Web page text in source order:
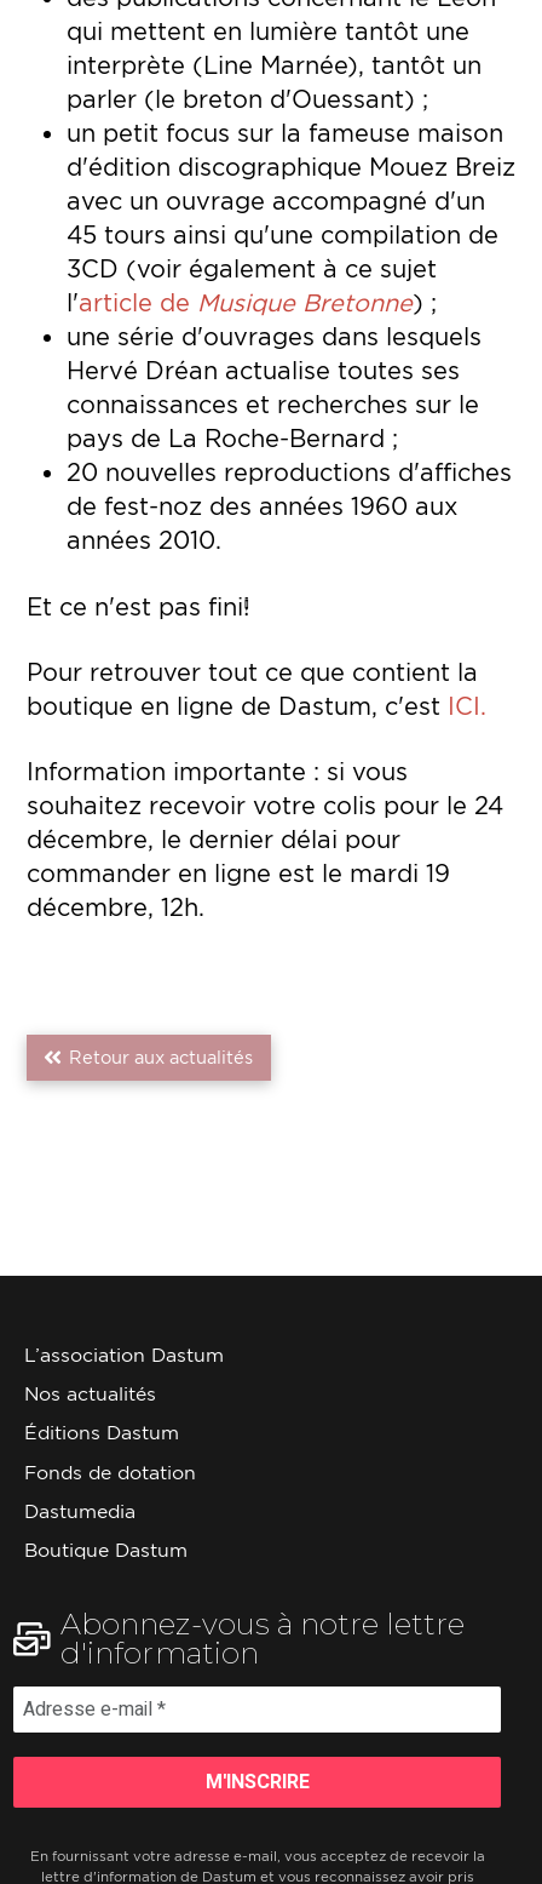
qui mettent en lumière tantôt une
interprète (Line Marnée), tantôt un
parler (le breton d'Ouessant) ;
un petit focus sur la fameuse maison
d'édition discographique Mouez Breiz
avec un ouvrage accompagné d'un
45 tours ainsi qu'une compilation de
3CD (voir également à ce sujet
l'article de Musique Bretonne) ;
une série d'ouvrages dans lesquels
Hervé Dréan actualise toutes ses
connaissances et recherches sur le
pays de La Roche-Bernard ;
20 nouvelles reproductions d'affiches
de fest-noz des années 1960 aux
années 2010.
Et ce n'est pas fini!
Pour retrouver tout ce que contient la
boutique en ligne de Dastum, c'est
ICI.
Information importante : si vous
souhaitez recevoir votre colis pour le 24
décembre, le dernier délai pour
commander en ligne est le mardi 19
décembre, 12h.
Retour aux actualités
L’association Dastum
Nos actualités
Éditions Dastum
Fonds de dotation
Dastumedia
Boutique Dastum
Abonnez-vous à notre lettre
d'information
En fournissant votre adresse e-mail, vous acceptez de recevoir la
lettre d'information de Dastum et vous reconnaissez avoir pris